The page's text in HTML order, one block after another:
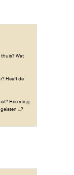
thuis? Wat
Heeft de
Hoe sta jij
...?